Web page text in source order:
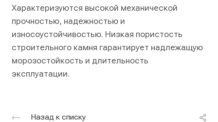
Характеризуются высокой механической
прочностью, надежностью и
износоустойчивостью. Низкая пористость
строительного камня гарантирует надлежащую
морозостойкость и длительность
эксплуатации.
Назад к списку